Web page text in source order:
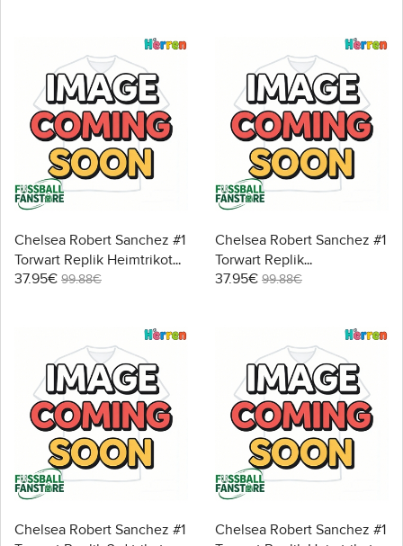
Chelsea Robert Sanchez #1
Torwart Replik Heimtrikot
2025-26 Kurzarm
37.95€ 99.88€
Chelsea Robert Sanchez #1
Torwart Replik
Auswärtstrikot 2025-26
37.95€ 99.88€
Chelsea Robert Sanchez #1
Chelsea Robert Sanchez #1